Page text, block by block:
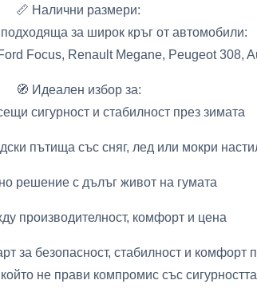
📏 Налични размери:
за широк кръг от автомобили:
Focus, Renault Megane, Peugeot 308,
🧭 Идеален избор за:
сигурност и стабилност през зимата
пътища със сняг, лед или мокри
решение с дълъг живот на гумата
производителност, комфорт и цена
за безопасност, стабилност и комфорт
не прави компромис със